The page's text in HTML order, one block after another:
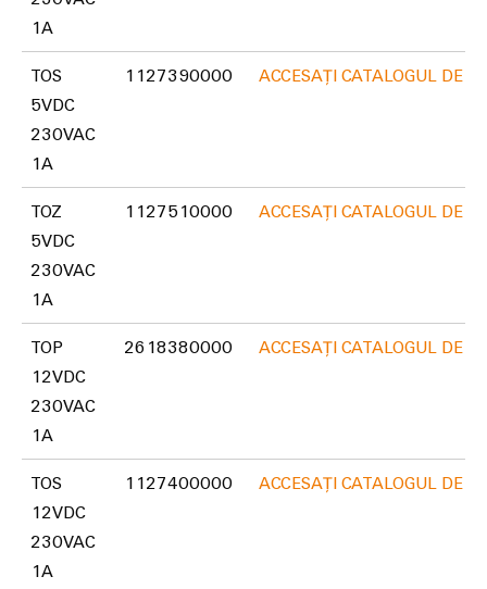
Ansambluri
terminale
modificate
echipate
de
personalizate
1A
TOS
5VDC
230VAC
1A
1127390000 ACCESAȚI CATALOGUL DE
TOZ
5VDC
230VAC
1A
1127510000 ACCESAȚI CATALOGUL DE
TOP
12VDC
230VAC
1A
2618380000 ACCESAȚI CATALOGUL DE
TOS
12VDC
230VAC
1A
1127400000 ACCESAȚI CATALOGUL DE